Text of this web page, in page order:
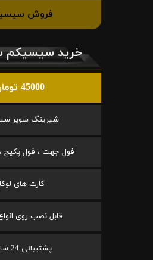
فروش
خرید سیسیکم
45000 تومان
شیرینگ سوپر
فول جهت ، فول پکیج ،
کارت های
قابل نصب روی
پشتیبانی 24 ساعته